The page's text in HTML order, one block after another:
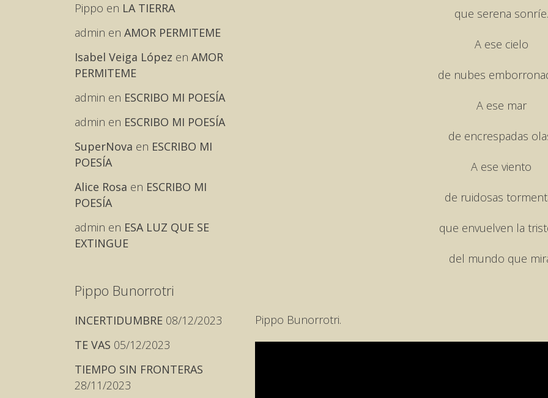
Pippo en LA TIERRA
admin en AMOR PERMITEME
Isabel Veiga López en AMOR
PERMITEME
admin en ESCRIBO MI POESÍA
admin en ESCRIBO MI POESÍA
SuperNova en ESCRIBO MI
POESÍA
Alice Rosa en ESCRIBO MI
POESÍA
admin en ESA LUZ QUE SE
EXTINGUE
Pippo Bunorrotri
INCERTIDUMBRE 08/12/2023
TE VAS 05/12/2023
TIEMPO SIN FRONTERAS
28/11/2023
que serena sonríe.
A ese cielo
de nubes
A ese mar
de encrespadas
A ese viento
de ruidosas
que envuelven la
del mundo que
Pippo Bunorrotri.